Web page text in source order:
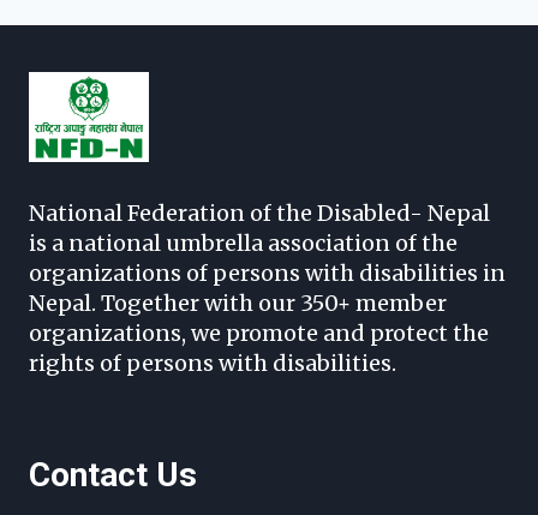
National Federation of the Disabled- Nepal
is a national umbrella association of the
organizations of persons with disabilities in
Nepal. Together with our 350+ member
organizations, we promote and protect the
rights of persons with disabilities.
Contact Us